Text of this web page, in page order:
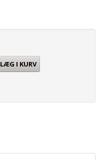
LÆG I KURV